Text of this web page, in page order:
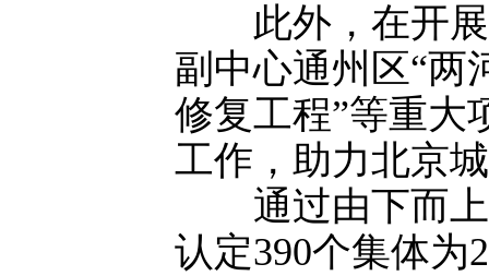
此外，在开展
副中心通州区“两
修复工程”等重大
工作，助力北京
通过由下而上
认定390个集体为